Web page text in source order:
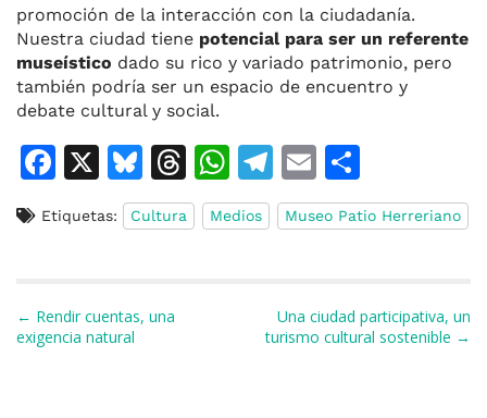
promoción de la interacción con la ciudadanía.
Nuestra ciudad tiene potencial para ser un referente
museístico dado su rico y variado patrimonio, pero
también podría ser un espacio de encuentro y
debate cultural y social.
F
c
b
o
X
Bl
u
e
y
T
h
re
W
h
at
T
el
e
a
m
E
m
ai
o
m
ar
ti
Etiquetas: Cultura Medios Museo Patio Herreriano
Navegación de entradas
← Rendir cuentas, una
exigencia natural
Una ciudad participativa, un
turismo cultural sostenible →